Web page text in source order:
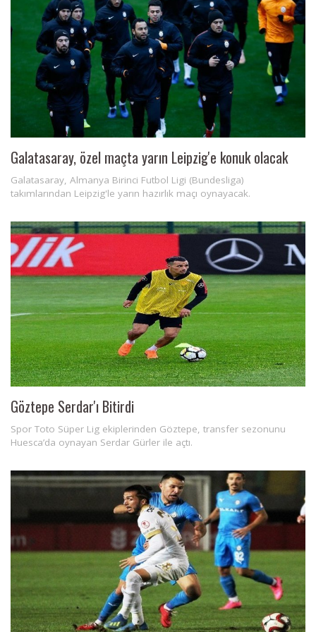
Galatasaray, özel maçta yarın Leipzig'e konuk olacak
Galatasaray, Almanya Birinci Futbol Ligi (Bundesliga)
takımlarından Leipzig'le yarın hazırlık maçı oynayacak.
Göztepe Serdar'ı Bitirdi
Spor Toto Süper Lig ekiplerinden Göztepe, transfer sezonunu
Huesca’da oynayan Serdar Gürler ile açtı.